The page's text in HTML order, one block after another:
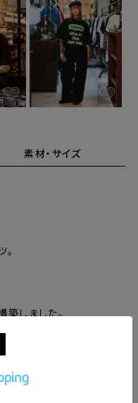
素材・サイズ
築しました。